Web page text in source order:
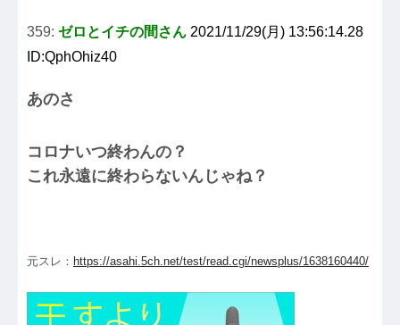
359: ゼロとイチの間さん 2021/11/29(月) 13:56:14.28
ID:QphOhiz40
あのさ
コロナいつ終わんの？
これ永遠に終わらないんじゃね？
元スレ： https://asahi.5ch.net/test/read.cgi/newsplus/1638160440/